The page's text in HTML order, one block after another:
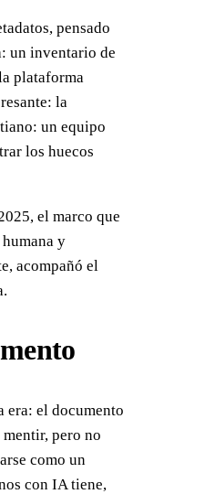
pensado
un inventario de
plataforma
la
un equipo
los huecos
el marco que
y
acompañó el
era: el documento
pero no
como un
con IA tiene,